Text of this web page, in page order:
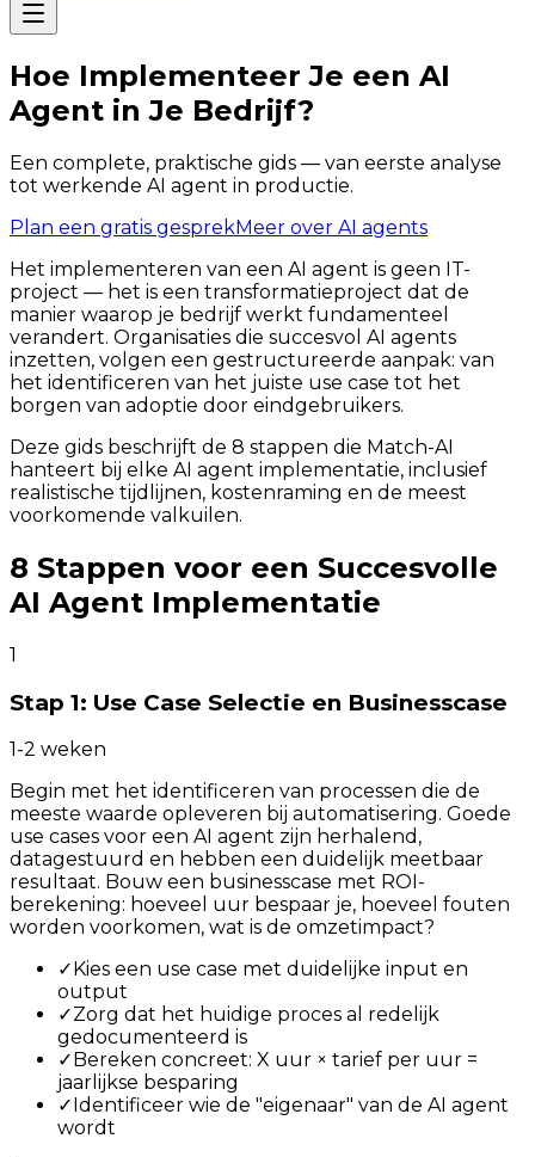
Hoe Implementeer Je een AI
Agent in Je Bedrijf?
Een complete, praktische gids — van eerste analyse
tot werkende AI agent in productie.
Plan een gratis gesprekMeer over AI agents
Het implementeren van een AI agent is geen IT-
project — het is een transformatieproject dat de
manier waarop je bedrijf werkt fundamenteel
verandert. Organisaties die succesvol AI agents
inzetten, volgen een gestructureerde aanpak: van
het identificeren van het juiste use case tot het
borgen van adoptie door eindgebruikers.
Deze gids beschrijft de 8 stappen die Match-AI
hanteert bij elke AI agent implementatie, inclusief
realistische tijdlijnen, kostenraming en de meest
voorkomende valkuilen.
8 Stappen voor een Succesvolle
AI Agent Implementatie
1
Stap 1: Use Case Selectie en Businesscase
1-2 weken
Begin met het identificeren van processen die de
meeste waarde opleveren bij automatisering. Goede
use cases voor een AI agent zijn herhalend,
datagestuurd en hebben een duidelijk meetbaar
resultaat. Bouw een businesscase met ROI-
berekening: hoeveel uur bespaar je, hoeveel fouten
worden voorkomen, wat is de omzetimpact?
✓ Kies een use case met duidelijke input en
output
✓Zorg dat het huidige proces al redelijk
gedocumenteerd is
✓ Bereken concreet: X uur × tarief per uur =
jaarlijkse besparing
✓ Identificeer wie de "eigenaar" van de AI agent
wordt